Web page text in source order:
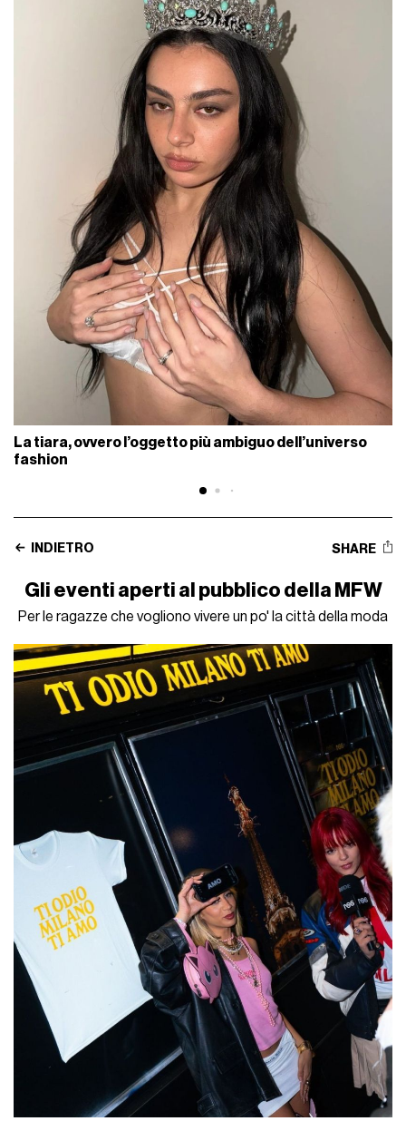
La tiara, ovvero l’oggetto più ambiguo dell’universo
fashion
INDIETRO SHARE
Gli eventi aperti al pubblico della MFW
Per le ragazze che vogliono vivere un po' la città della moda